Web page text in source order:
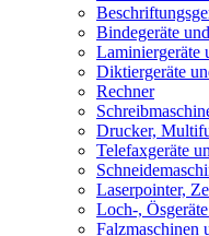
Bindegeräte
Laminiergeräte
Diktiergeräte
Rechner
Drucker,
Telefaxgeräte
Laserpointer,
Loch-,
Falzmaschinen